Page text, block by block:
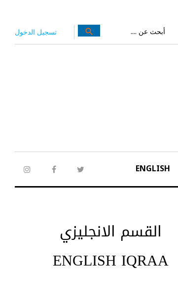
تسجيل الدخول
عن:
search
twitter
facebook
ENGLISH
القسم الانجليزي
ENGLISH IQRAA